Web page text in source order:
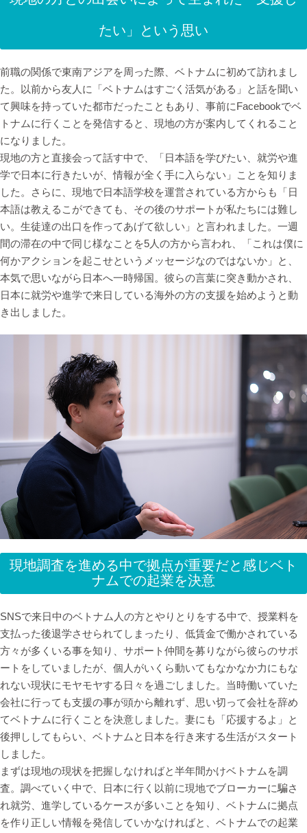
たい」という思い
前職の関係で東南アジアを周った際、ベトナムに初めて訪れまし
た。以前から友人に「ベトナムはすごく活気がある」と話を聞い
て興味を持っていた都市だったこともあり、事前にFacebookでベ
トナムに行くことを発信すると、現地の方が案内してくれること
になりました。
現地の方と直接会って話す中で、「日本語を学びたい、就労や進
学で日本に行きたいが、情報が全く手に入らない」ことを知りま
した。さらに、現地で日本語学校を運営されている方からも「日
本語は教えるこができても、その後のサポートが私たちには難し
い。生徒達の出口を作ってあげて欲しい」と言われました。一週
間の滞在の中で同じ様なことを5人の方から言われ、「これは僕に
何かアクションを起こせというメッセージなのではないか」と、
本気で思いながら日本へ一時帰国。彼らの言葉に突き動かされ、
日本に就労や進学で来日している海外の方の支援を始めようと動
き出しました。
現地調査を進める中で拠点が重要だと感じベト
ナムでの起業を決意
SNSで来日中のベトナム人の方とやりとりをする中で、授業料を
支払った後退学させられてしまったり、低賃金で働かされている
方々が多くいる事を知り、サポート仲間を募りながら彼らのサポ
ートをしていましたが、個人がいくら動いてもなかなか力にもな
れない現状にモヤモヤする日々を過ごしました。当時働いていた
会社に行っても支援の事が頭から離れず、思い切って会社を辞め
てベトナムに行くことを決意しました。妻にも「応援するよ」と
後押ししてもらい、ベトナムと日本を行き来する生活がスタート
しました。
まずは現地の現状を把握しなければと半年間かけベトナムを調
査。調べていく中で、日本に行く以前に現地でブローカーに騙さ
れ就労、進学しているケースが多いことを知り、ベトナムに拠点
を作り正しい情報を発信していかなければと、ベトナムでの起業